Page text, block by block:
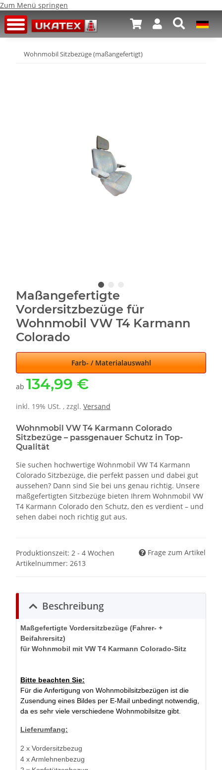
Zum Menü springen
Wohnmobil Sitzbezüge (maßangefertigt)
Maßangefertigte
Vordersitzbezüge für
Wohnmobil VW T4 Karmann
Colorado
Farb- / Materialauswahl
ab 134,99 €
inkl. 19% USt. , zzgl. Versand
Wohnmobil VW T4 Karmann Colorado
Sitzbezüge – passgenauer Schutz in Top-
Qualität
Sie suchen hochwertige Wohnmobil VW T4 Karmann
Colorado Sitzbezüge, die perfekt passen und dabei gut
aussehen? Dann sind Sie bei uns genau richtig. Unsere
maßgefertigten Sitzbezüge bieten Ihrem Wohnmobil VW
T4 Karmann Colorado den Schutz, den es verdient – und
sehen dabei noch richtig gut aus.
Produktionszeit: 2 - 4 Wochen
Frage zum Artikel
Artikelnummer: 2613
Beschreibung
Maßgefertigte Vordersitzbezüge (Fahrer- +
Beifahrersitz)
für Wohnmobil mit VW T4 Karmann Colorado-Sitz
Bitte beachten Sie:
Für die Anfertigung von Wohnmobilsitzbezügen ist die
Zusendung eines Bildes per E-Mail unbedingt notwendig,
da es sehr viele verschiedene Wohnmobilsitze gibt.
Lieferumfang:
2 x Vordersitzbezug
4 x Armlehnenbezug